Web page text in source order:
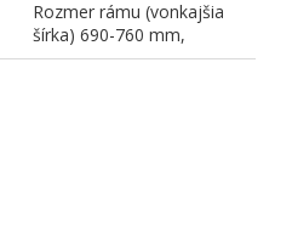
Rozmer rámu (vonkajšia
šírka) 690-760 mm,
vnútorný využiteľný